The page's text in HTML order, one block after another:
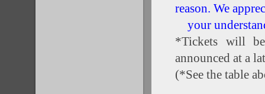
reason. We
your
*Tickets will
announced at a
(*See the table